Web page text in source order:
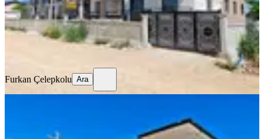
3.600.000 ₺
Furkan Çelepkolu
Furkan Çelepkolu Ara
Yaylapınar Mahallesinde